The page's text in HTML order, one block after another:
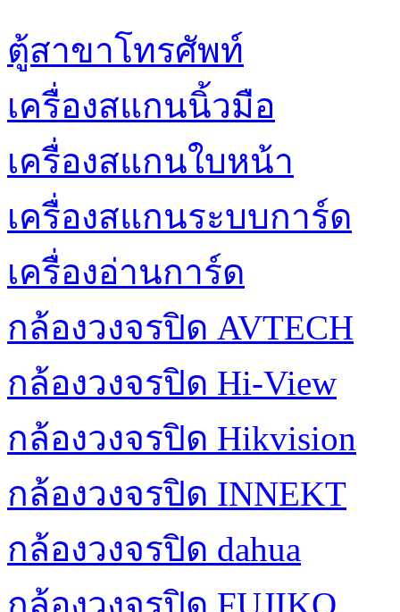
ตู้สาขาโทรศัพท์
เครื่องสแกนนิ้วมือ
เครื่องสแกนใบหน้า
เครื่องสแกนระบบการ์ด
เครื่องอ่านการ์ด
กล้องวงจรปิด AVTECH
กล้องวงจรปิด Hi-View
กล้องวงจรปิด Hikvision
กล้องวงจรปิด INNEKT
กล้องวงจรปิด dahua